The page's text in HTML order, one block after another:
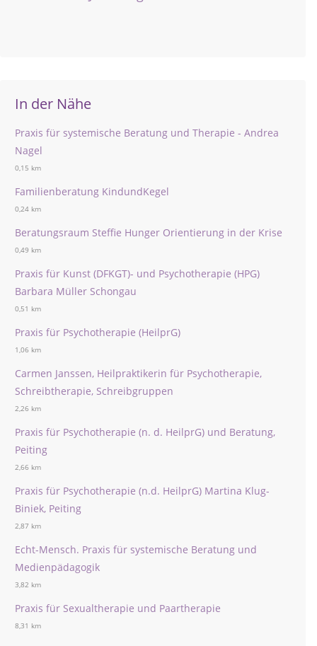
In der Nähe
Praxis für systemische Beratung und Therapie - Andrea
Nagel
0,15 km
Familienberatung KindundKegel
0,24 km
Beratungsraum Steffie Hunger Orientierung in der Krise
0,49 km
Praxis für Kunst (DFKGT)- und Psychotherapie (HPG)
Barbara Müller Schongau
0,51 km
Praxis für Psychotherapie (HeilprG)
1,06 km
Carmen Janssen, Heilpraktikerin für Psychotherapie,
Schreibtherapie, Schreibgruppen
2,26 km
Praxis für Psychotherapie (n. d. HeilprG) und Beratung,
Peiting
2,66 km
Praxis für Psychotherapie (n.d. HeilprG) Martina Klug-
Biniek, Peiting
2,87 km
Echt-Mensch. Praxis für systemische Beratung und
Medienpädagogik
3,82 km
Praxis für Sexualtherapie und Paartherapie
8,31 km